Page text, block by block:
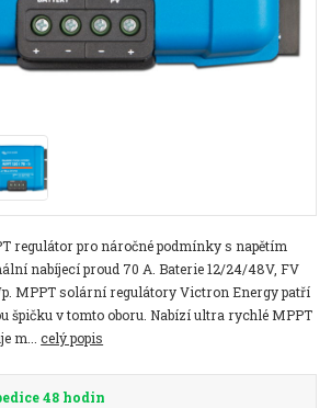
regulátor pro náročné podmínky s napětím
nabíjecí proud 70 A. Baterie 12/24/48V, FV
MPPT solární regulátory Victron Energy patří
špičku v tomto oboru. Nabízí ultra rychlé MPPT
m...celý popis
48 hodin